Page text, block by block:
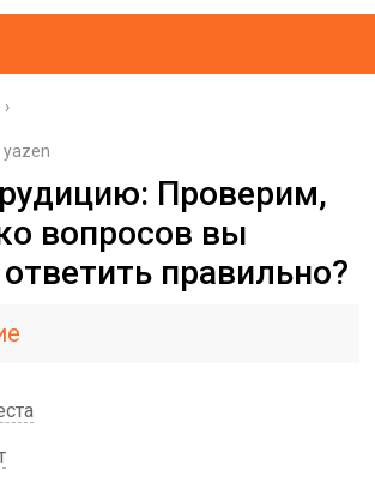
yazen
Проверим,
вопросов вы
правильно?